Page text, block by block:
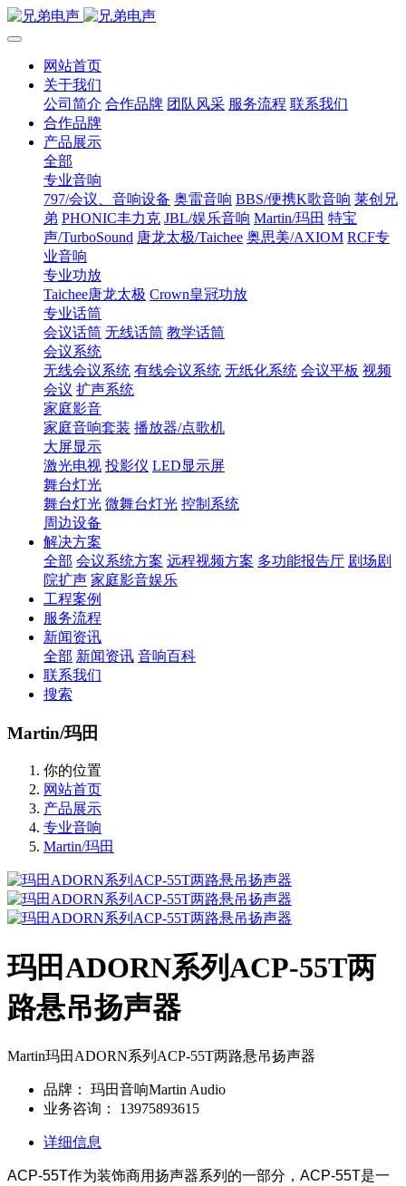
网站首页
关于我们
公司简介 合作品牌 团队风采 服务流程 联系我们
合作品牌
产品展示
全部
专业音响
797/会议、音响设备 奥雷音响 BBS/便携K歌音响 莱创兄
弟 PHONIC丰力克 JBL/娱乐音响 Martin/玛田 特宝
声/TurboSound 唐龙太极/Taichee 奥思美/AXIOM RCF专
业音响
专业功放
Taichee唐龙太极 Crown皇冠功放
专业话筒
会议话筒 无线话筒 教学话筒
会议系统
无线会议系统 有线会议系统 无纸化系统 会议平板 视频
会议 扩声系统
家庭影音
家庭音响套装 播放器/点歌机
大屏显示
激光电视 投影仪 LED显示屏
舞台灯光
舞台灯光 微舞台灯光 控制系统
周边设备
解决方案
全部 会议系统方案 远程视频方案 多功能报告厅 剧场剧
院扩声 家庭影音娱乐
工程案例
服务流程
新闻资讯
全部 新闻资讯 音响百科
联系我们
搜索
Martin/玛田
你的位置
网站首页
产品展示
专业音响
Martin/玛田
玛田ADORN系列ACP-55T两
路悬吊扬声器
Martin玛田ADORN系列ACP-55T两路悬吊扬声器
品牌：
玛田音响Martin Audio
业务咨询：
13975893615
详细信息
ACP-55T作为装饰商用扬声器系列的一部分，ACP-55T是一